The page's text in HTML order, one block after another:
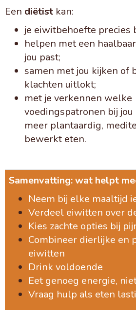
Een diëtist kan:
je eiwitbehoefte precies
helpen met een
jou past;
samen met jou kijken of
klachten uitlokt;
met je verkennen welke
voedingspatronen bij jou
meer plantaardig,
bewerkt eten.
Samenvatting: wat helpt
Neem bij elke maaltijd
Verdeel eiwitten over
Kies zachte opties bij
Combineer dierlijke en
eiwitten
Drink voldoende
Eet genoeg energie,
Vraag hulp als eten